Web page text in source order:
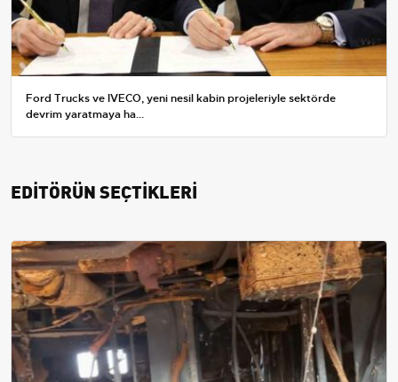
Ford Trucks ve IVECO, yeni nesil kabin projeleriyle sektörde
devrim yaratmaya ha...
EDİTÖRÜN SEÇTİKLERİ